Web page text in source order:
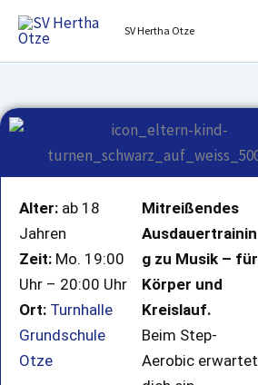
Zum
Inhalt
springen
SV Hertha Otze
Alter: ab 18
Jahren
Zeit: Mo. 19:00
Uhr – 20:00 Uhr
Ort: Turnhalle
Grundschule
Otze
Mitreißendes
Ausdauertrainin
g zu Musik – für
Körper und
Kreislauf.
Beim Step-
Aerobic erwartet